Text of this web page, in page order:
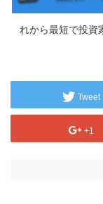
れから最短で投資
Tweet
+1